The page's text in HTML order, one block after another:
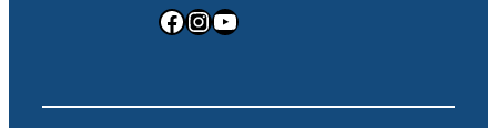
Facebook InstagramYouTube